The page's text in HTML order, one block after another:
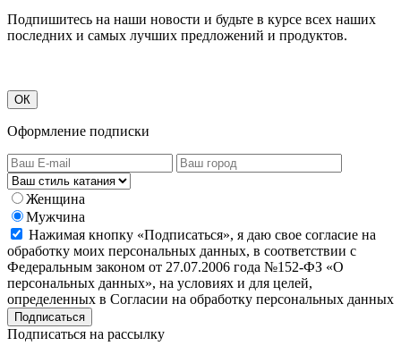
Подпишитесь на наши новости и будьте в курсе всех наших
последних и самых лучших предложений и продуктов.
ОК
Оформление подписки
Женщина
Мужчина
Нажимая кнопку «Подписаться», я даю свое согласие на
обработку моих персональных данных, в соответствии с
Федеральным законом от 27.07.2006 года №152-ФЗ «О
персональных данных», на условиях и для целей,
определенных в Согласии на обработку персональных данных
Подписаться на рассылку